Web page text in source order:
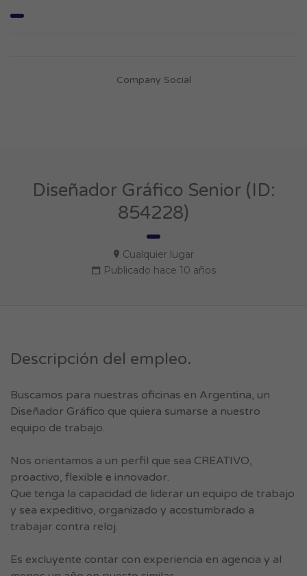
Company Social
Diseñador Gráfico Senior (ID:
854228)
Cualquier lugar
Publicado hace 10 años
Descripción del empleo.
Buscamos para nuestras oficinas en Argentina, un
Diseñador Gráfico que quiera sumarse a nuestro
equipo de trabajo.
Nos orientamos a un perfil que sea CREATIVO,
proactivo, flexible e innovador.
Que tenga la capacidad de liderar un equipo de trabajo
y sea expeditivo, organizado y acostumbrado a
trabajar contra reloj.
Es excluyente contar con experiencia en agencia y al